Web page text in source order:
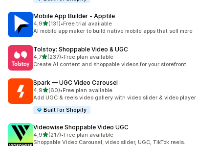
Mobile App Builder ‑ Apptile
4,9av 5 stjerner
(131)
Totalt 131 omtaler
•Free trial available
AI mobile app maker to build native mobile apps that sell more
Tolstoy: Shoppable Video & UGC
4,7av 5 stjerner
(237)
Totalt 237 omtaler
•Free plan available
Create AI content and shoppable videos for your storefront.
Spark — UGC Video Carousel
4,9av 5 stjerner
(60)
Totalt 60 omtaler
•Free plan available
Add UGC & reels video gallery with video slider & video player
Built for Shopify
Videowise Shoppable Video UGC
4,9av 5 stjerner
(217)
Totalt 217 omtaler
•Free plan available
Shoppable Video Carousel, video slider, UGC, TikTok reels.